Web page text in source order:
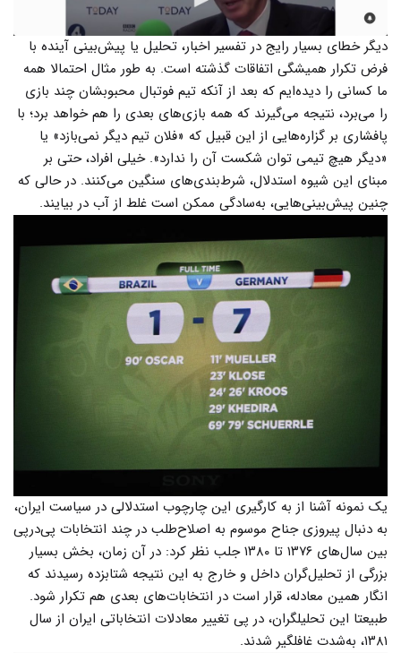
دیگر خطای بسیار رایج در تفسیر اخبار، تحلیل یا پیش‌بینی آینده با
فرض تکرار همیشگی اتفاقات گذشته است. به طور مثال احتمالا همه
ما کسانی را دیده‌ایم که بعد از آنکه تیم فوتبال محبوبشان چند بازی
را می‌برد، نتیجه می‌گیرند که همه بازی‌های بعدی را هم خواهد برد؛ با
پافشاری بر گزاره‌هایی از این قبیل که «فلان تیم دیگر نمی‌بازد» یا
«دیگر هیچ تیمی توان شکست آن را ندارد». خیلی افراد، حتی بر
مبنای این شیوه استدلال، شرط‌بندی‌های سنگین می‌کنند. در حالی که
چنین پیش‌بینی‌هایی، به‌سادگی ممکن است غلط از آب در بیایند.
یک نمونه آشنا از به کارگیری این چارچوب استدلالی در سیاست ایران،
به دنبال پیروزی جناح موسوم به اصلاح‌طلب در چند انتخابات پی‌درپی
بین سال‌های ۱۳۷۶ تا ۱۳۸۰ جلب نظر کرد: در آن زمان، بخش بسیار
بزرگی از تحلیل‌گران داخل و خارج به این نتیجه‌ شتابزده رسیدند که
انگار همین معادله، قرار است در انتخابات‌های بعدی هم تکرار شود.
طبیعتا این تحلیلگران، در پی تغییر معادلات انتخاباتی ایران از سال
۱۳۸۱، به‌شدت غافلگیر شدند.